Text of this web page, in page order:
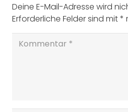
Deine E-Mail-Adresse wird
Erforderliche Felder sind mit*